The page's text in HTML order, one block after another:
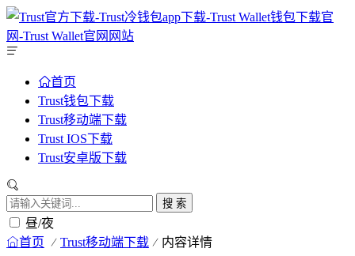
首页
Trust钱包下载
Trust移动端下载
Trust IOS下载
Trust安卓版下载
搜 索
昼/夜
首页 Trust移动端下载 内容详情